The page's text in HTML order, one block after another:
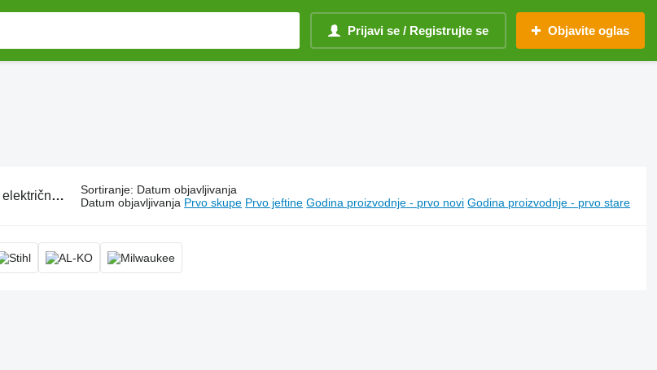
Prijavi se / Registrujte se Objavite oglas
pila , električna motorna testera Sortiranje: Datum objavljivanja
Datum objavljivanja Prvo skupe Prvo jeftine Godina proizvodnje - prvo novi Godina proizvodnje - prvo stare